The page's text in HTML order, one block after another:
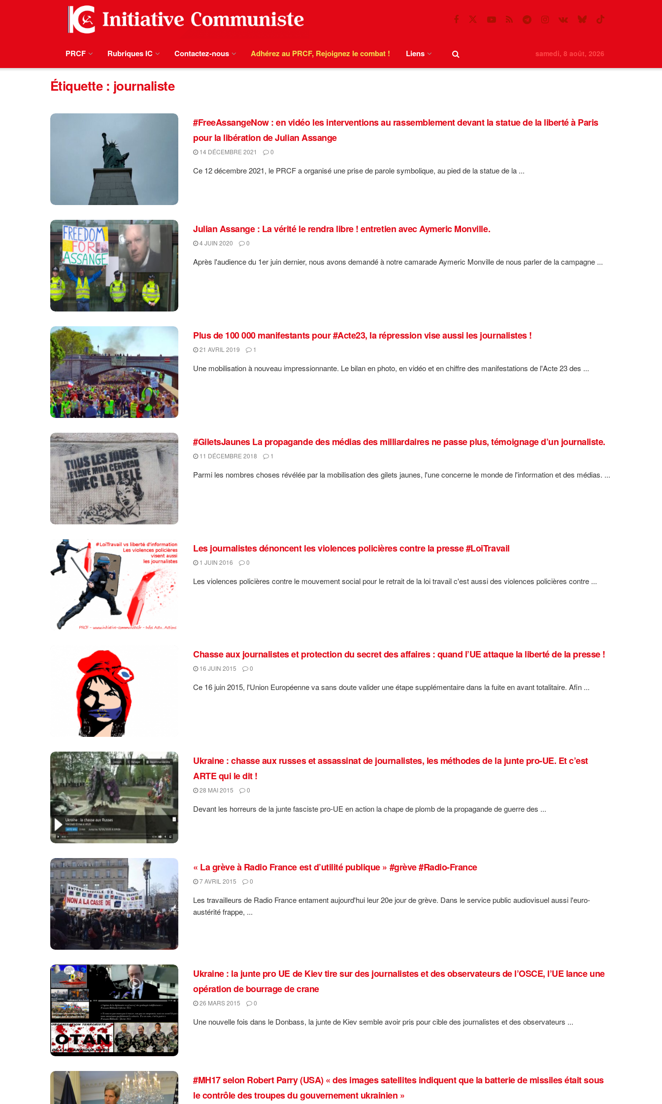
PRCF Rubriques IC Contactez-nous Adhérez au PRCF, Rejoignez le combat ! Liens samedi, 8 août, 2026
Étiquette : journaliste
#FreeAssangeNow : en vidéo les interventions au rassemblement devant la statue de la liberté à Paris
pour la libération de Julian Assange
14 DÉCEMBRE 2021 0
Ce 12 décembre 2021, le PRCF a organisé une prise de parole symbolique, au pied de la statue de la ...
Julian Assange : La vérité le rendra libre ! entretien avec Aymeric Monville.
4 JUIN 2020 0
Après l'audience du 1er juin dernier, nous avons demandé à notre camarade Aymeric Monville de nous parler de la campagne ...
Plus de 100 000 manifestants pour #Acte23, la répression vise aussi les journalistes !
21 AVRIL 2019 1
Une mobilisation à nouveau impressionnante. Le bilan en photo, en vidéo et en chiffre des manifestations de l'Acte 23 des ...
#GiletsJaunes La propagande des médias des milliardaires ne passe plus, témoignage d’un journaliste.
11 DÉCEMBRE 2018 1
Parmi les nombres choses révélée par la mobilisation des gilets jaunes, l'une concerne le monde de l'information et des médias. ...
Les journalistes dénoncent les violences policières contre la presse #LoiTravail
1 JUIN 2016 0
Les violences policières contre le mouvement social pour le retrait de la loi travail c'est aussi des violences policières contre ...
Chasse aux journalistes et protection du secret des affaires : quand l’UE attaque la liberté de la presse !
16 JUIN 2015 0
Ce 16 juin 2015, l'Union Européenne va sans doute valider une étape supplémentaire dans la fuite en avant totalitaire. Afin ...
Ukraine : chasse aux russes et assassinat de journalistes, les méthodes de la junte pro-UE. Et c’est
ARTE qui le dit !
28 MAI 2015 0
Devant les horreurs de la junte fasciste pro-UE en action la chape de plomb de la propagande de guerre des ...
« La grève à Radio France est d’utilité publique » #grève #Radio-France
7 AVRIL 2015 0
Les travailleurs de Radio France entament aujourd'hui leur 20e jour de grève. Dans le service public audiovisuel aussi l'euro-
austérité frappe, ...
Ukraine : la junte pro UE de Kiev tire sur des journalistes et des observateurs de l’OSCE, l’UE lance une
opération de bourrage de crane
26 MARS 2015 0
Une nouvelle fois dans le Donbass, la junte de Kiev semble avoir pris pour cible des journalistes et des observateurs ...
#MH17 selon Robert Parry (USA) « des images satellites indiquent que la batterie de missiles était sous
le contrôle des troupes du gouvernement ukrainien »